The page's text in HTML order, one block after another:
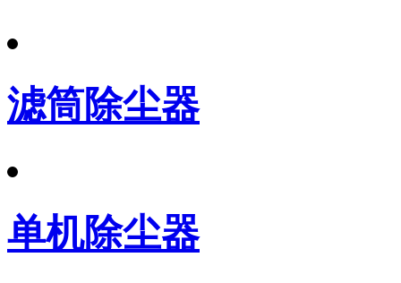
滤筒除尘器
单机除尘器